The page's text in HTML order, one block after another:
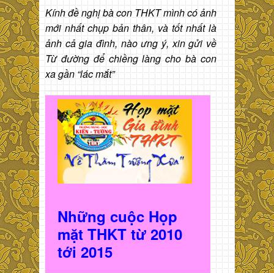
Kính đề nghị bà con THKT mình có ảnh
mới nhất chụp bản thân, và tốt nhất là
ảnh cả gia đình, nào ưng ý, xin gửi về
Từ đường để chiềng làng cho bà con
xa gần “lác mắt”
Những cuộc Họp
mặt THKT từ 2010
tới 2015